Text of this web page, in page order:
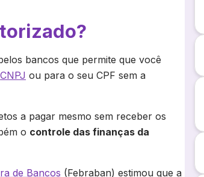
bancos que permite que você
CNPJ ou para o seu CPF sem a
a pagar mesmo sem receber os
o controle das finanças da
de Bancos (Febraban) estimou que a